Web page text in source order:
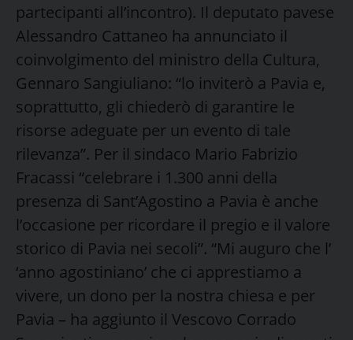
partecipanti all’incontro). Il deputato pavese
Alessandro Cattaneo ha annunciato il
coinvolgimento del ministro della Cultura,
Gennaro Sangiuliano: “lo inviterò a Pavia e,
soprattutto, gli chiederò di garantire le
risorse adeguate per un evento di tale
rilevanza”. Per il sindaco Mario Fabrizio
Fracassi “celebrare i 1.300 anni della
presenza di Sant’Agostino a Pavia è anche
l’occasione per ricordare il pregio e il valore
storico di Pavia nei secoli”. “Mi auguro che l’
‘anno agostiniano’ che ci apprestiamo a
vivere, un dono per la nostra chiesa e per
Pavia – ha aggiunto il Vescovo Corrado